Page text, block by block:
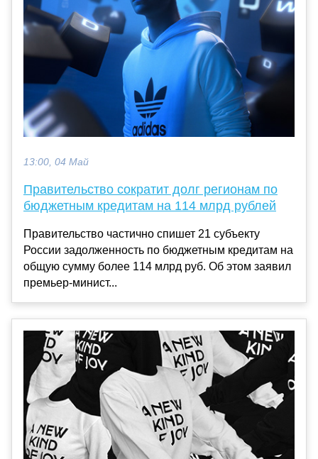
13:00, 04 Май
Правительство сократит долг регионам по
бюджетным кредитам на 114 млрд рублей
Правительство частично спишет 21 субъекту
России задолженность по бюджетным кредитам на
общую сумму более 114 млрд руб. Об этом заявил
премьер-минист...